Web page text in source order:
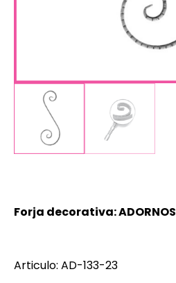
Forja decorativa: ADORNOS
Articulo: AD-133-23